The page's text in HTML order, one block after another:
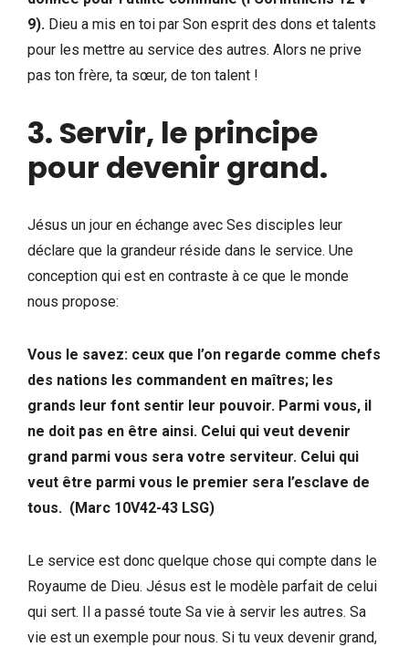
9). Dieu a mis en toi par Son esprit des dons et talents
pour les mettre au service des autres. Alors ne prive
pas ton frère, ta sœur, de ton talent !
3. Servir, le principe
pour devenir grand.
Jésus un jour en échange avec Ses disciples leur
déclare que la grandeur réside dans le service. Une
conception qui est en contraste à ce que le monde
nous propose:
Vous le savez: ceux que l’on regarde comme chefs
des nations les commandent en maîtres; les
grands leur font sentir leur pouvoir. Parmi vous, il
ne doit pas en être ainsi. Celui qui veut devenir
grand parmi vous sera votre serviteur. Celui qui
veut être parmi vous le premier sera l’esclave de
tous. (Marc 10V42-43 LSG)
Le service est donc quelque chose qui compte dans le
Royaume de Dieu. Jésus est le modèle parfait de celui
qui sert. Il a passé toute Sa vie à servir les autres. Sa
vie est un exemple pour nous. Si tu veux devenir grand,